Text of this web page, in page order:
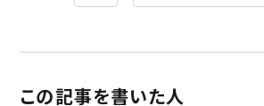
この記事を書いた人